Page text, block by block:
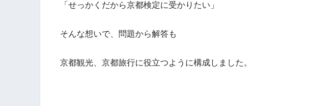
「せっかくだから京都検定に受かりたい」
そんな想いで、問題から解答も
京都観光、京都旅行に役立つように構成しました。